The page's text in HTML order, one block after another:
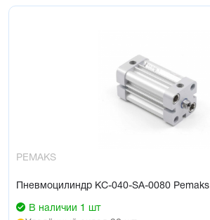
PEMAKS
Пневмоцилиндр KC-040-SA-0080 Pemaks
В наличии 1 шт